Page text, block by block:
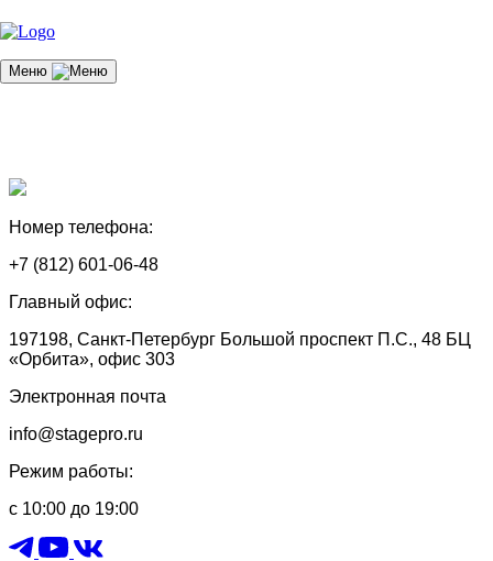
Меню
Номер телефона:
+7 (812) 601-06-48
Главный офис:
197198, Санкт-Петербург Большой проспект П.С., 48 БЦ
«Орбита», офис 303
Электронная почта
info@stagepro.ru
Режим работы:
с 10:00 до 19:00